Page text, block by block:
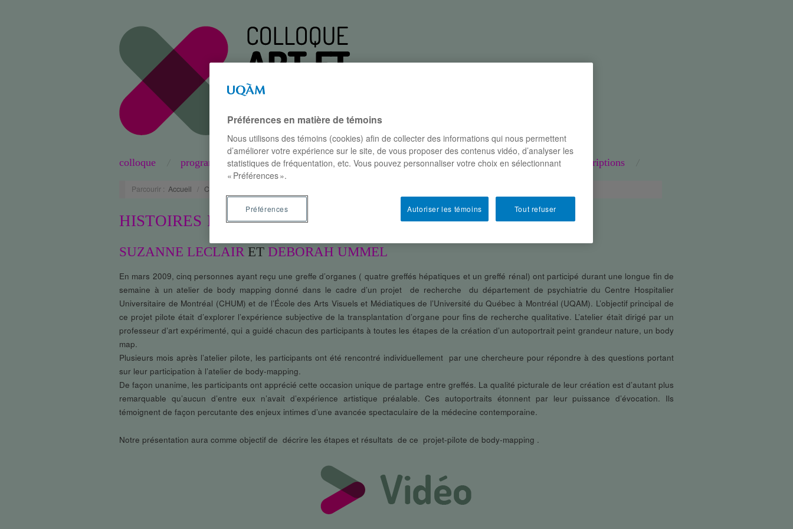
colloque programme participants conférences où et quand? partenaires inscriptions
Parcourir : Accueil / Conférences
HISTOIRES PEINTES DE TRANSPLANTATIONS D’ORGANES
SUZANNE LECLAIRET DEBORAH UMMEL
En mars 2009, cinq personnes ayant reçu une greffe d’organes ( quatre greffés hépatiques et un greffé rénal) ont participé durant une longue fin de
semaine à un atelier de body mapping donné dans le cadre d’un projet de recherche du département de psychiatrie du Centre Hospitalier
Universitaire de Montréal (CHUM) et de l’École des Arts Visuels et Médiatiques de l’Université du Québec à Montréal (UQAM). L’objectif principal de
ce projet pilote était d’explorer l’expérience subjective de la transplantation d’organe pour fins de recherche qualitative. L’atelier était dirigé par un
professeur d’art expérimenté, qui a guidé chacun des participants à toutes les étapes de la création d’un autoportrait peint grandeur nature, un body
map.
Plusieurs mois après l’atelier pilote, les participants ont été rencontré individuellement par une chercheure pour répondre à des questions portant
sur leur participation à l’atelier de body-mapping.
De façon unanime, les participants ont apprécié cette occasion unique de partage entre greffés. La qualité picturale de leur création est d’autant plus
remarquable qu’aucun d’entre eux n’avait d’expérience artistique préalable. Ces autoportraits étonnent par leur puissance d’évocation. Ils
témoignent de façon percutante des enjeux intimes d’une avancée spectaculaire de la médecine contemporaine.
Notre présentation aura comme objectif de décrire les étapes et résultats de ce projet-pilote de body-mapping .
Préférences en matière de témoins
Nous utilisons des témoins (cookies) afin de collecter des informations qui nous permettent
d’améliorer votre expérience sur le site, de vous proposer des contenus vidéo, d’analyser les
statistiques de fréquentation, etc. Vous pouvez personnaliser votre choix en sélectionnant
« Préférences ».
Tout refuser
Autoriser les témoins
Préférences